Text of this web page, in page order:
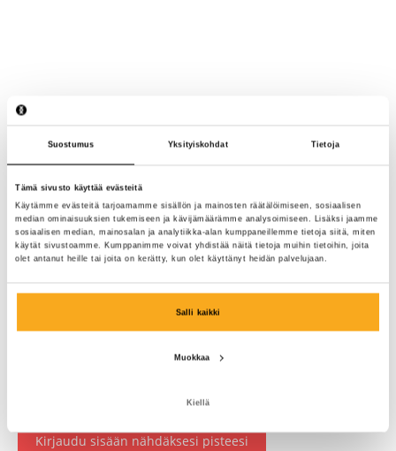
Suostumus Yksityiskohdat Tietoja
Tämä sivusto käyttää evästeitä
Käytämme evästeitä tarjoamamme sisällön ja mainosten räätälöimiseen, sosiaalisen
median ominaisuuksien tukemiseen ja kävijämäärämme analysoimiseen. Lisäksi jaamme
sosiaalisen median, mainosalan ja analytiikka-alan kumppaneillemme tietoja siitä, miten
käytät sivustoamme. Kumppanimme voivat yhdistää näitä tietoja muihin tietoihin, joita
olet antanut heille tai joita on kerätty, kun olet käyttänyt heidän palvelujaan.
Salli kaikki
Muokkaa
Kiellä
Kirjaudu sisään nähdäksesi pisteesi